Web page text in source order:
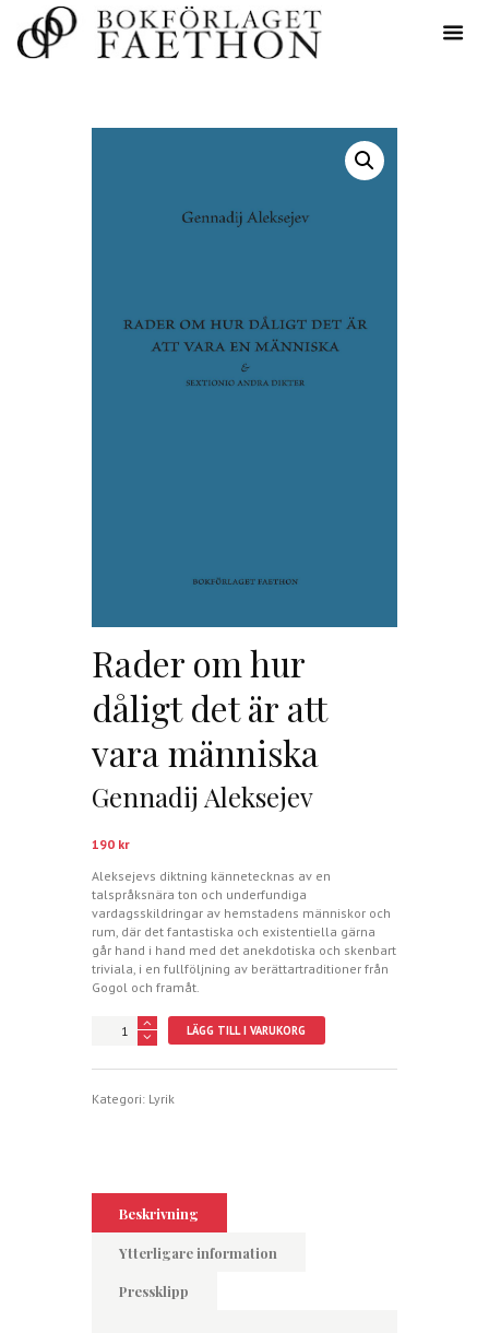
Rader om hur
dåligt det är att
vara människa
Gennadij Aleksejev
190 kr
Aleksejevs diktning kännetecknas av en
talspråksnära ton och underfundiga
vardagsskildringar av hemstadens människor och
rum, där det fantastiska och existentiella gärna
går hand i hand med det anekdotiska och skenbart
triviala, i en fullföljning av berättartraditioner från
Gogol och framåt.
Rader
det
mängd
LÄGG TILL I VARUKORG
Kategori: Lyrik
Beskrivning
Ytterligare information
Pressklipp